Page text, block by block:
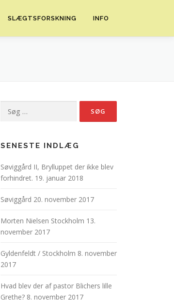
SLÆGTSFORSKNING INFO
efter:
SENESTE INDLÆG
Søviggård II, Brylluppet der ikke blev
forhindret. 19. januar 2018
Søviggård 20. november 2017
Morten Nielsen Stockholm 13.
november 2017
Gyldenfeldt / Stockholm 8. november
2017
Hvad blev der af pastor Blichers lille
Grethe? 8. november 2017